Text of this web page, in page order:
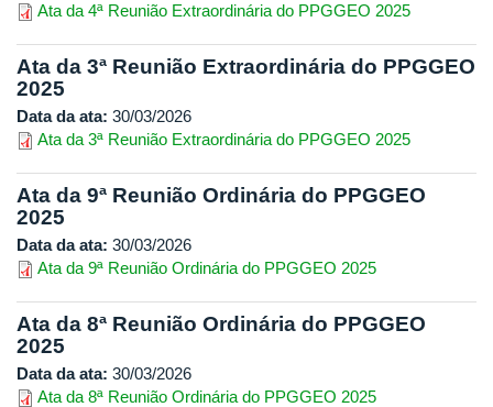
Ata da 4ª Reunião Extraordinária do PPGGEO 2025
Ata da 3ª Reunião Extraordinária do PPGGEO
2025
Data da ata: 30/03/2026
Ata da 3ª Reunião Extraordinária do PPGGEO 2025
Ata da 9ª Reunião Ordinária do PPGGEO
2025
Data da ata: 30/03/2026
Ata da 9ª Reunião Ordinária do PPGGEO 2025
Ata da 8ª Reunião Ordinária do PPGGEO
2025
Data da ata: 30/03/2026
Ata da 8ª Reunião Ordinária do PPGGEO 2025